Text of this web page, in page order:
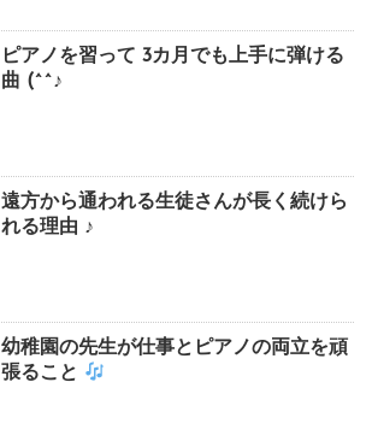
ピアノを習って 3カ月でも上手に弾ける
曲 (^^♪
遠方から通われる生徒さんが長く続けら
れる理由 ♪
幼稚園の先生が仕事とピアノの両立を頑
張ること